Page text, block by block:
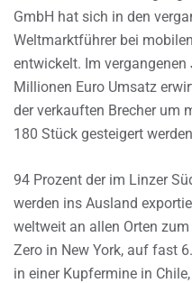
GmbH hat sich in den
Weltmarktführer bei
entwickelt. Im
Millionen Euro Umsatz
der verkauften Brecher um
180 Stück gesteigert
94 Prozent der im Linzer
werden ins Ausland
weltweit an allen Orten
Zero in New York, auf fast
in einer Kupfermine in